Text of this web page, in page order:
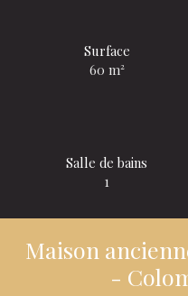
Surface
60 m²
Salle de bains
1
Maison
-